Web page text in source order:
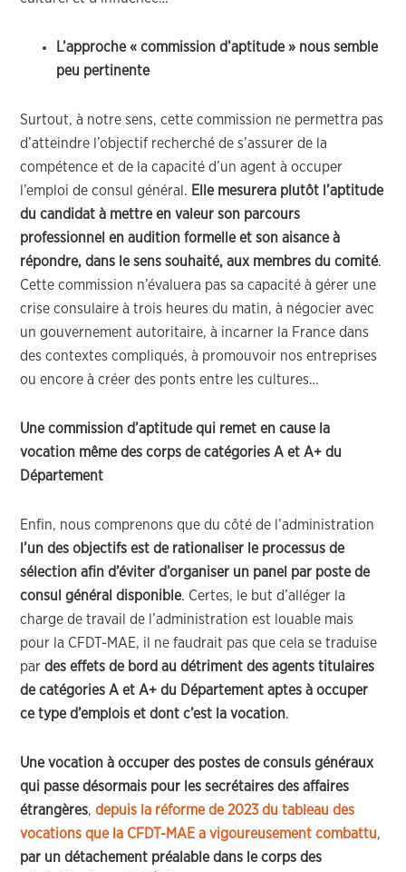
L’approche « commission d’aptitude » nous semble
peu pertinente
Surtout, à notre sens, cette commission ne permettra pas
d’atteindre l’objectif recherché de s’assurer de la
compétence et de la capacité d’un agent à occuper
l’emploi de consul général. Elle mesurera plutôt l’aptitude
du candidat à mettre en valeur son parcours
professionnel en audition formelle et son aisance à
répondre, dans le sens souhaité, aux membres du comité.
Cette commission n’évaluera pas sa capacité à gérer une
crise consulaire à trois heures du matin, à négocier avec
un gouvernement autoritaire, à incarner la France dans
des contextes compliqués, à promouvoir nos entreprises
ou encore à créer des ponts entre les cultures…
Une commission d’aptitude qui remet en cause la
vocation même des corps de catégories A et A+ du
Département
Enfin, nous comprenons que du côté de l’administration
l’un des objectifs est de rationaliser le processus de
sélection afin d’éviter d’organiser un panel par poste de
consul général disponible. Certes, le but d’alléger la
charge de travail de l’administration est louable mais
pour la CFDT-MAE, il ne faudrait pas que cela se traduise
pardes effets de bord au détriment des agents titulaires
de catégories A et A+ du Département aptes à occuper
ce type d’emplois et dont c’est la vocation.
Une vocation à occuper des postes de consuls généraux
qui passe désormais pour les secrétaires des affaires
étrangères,depuis la réforme de 2023 du tableau des
vocations que la CFDT-MAE a vigoureusement combattu,
par un détachement préalable dans le corps des